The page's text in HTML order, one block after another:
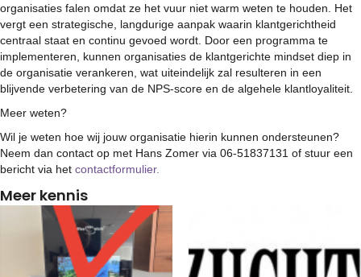
organisaties falen omdat ze het vuur niet warm weten te houden. Het
vergt een strategische, langdurige aanpak waarin klantgerichtheid
centraal staat en continu gevoed wordt. Door een programma te
implementeren, kunnen organisaties de klantgerichte mindset diep in
de organisatie verankeren, wat uiteindelijk zal resulteren in een
blijvende verbetering van de NPS-score en de algehele klantloyaliteit.
Meer weten?
Wil je weten hoe wij jouw organisatie hierin kunnen ondersteunen?
Neem dan contact op met Hans Zomer via 06-51837131 of stuur een
bericht via het contactformulier.
Meer kennis